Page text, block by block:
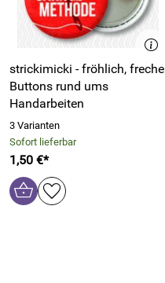
strickimicki - fröhlich, freche
Buttons rund ums
Handarbeiten
3 Varianten
Sofort lieferbar
1,50 €*